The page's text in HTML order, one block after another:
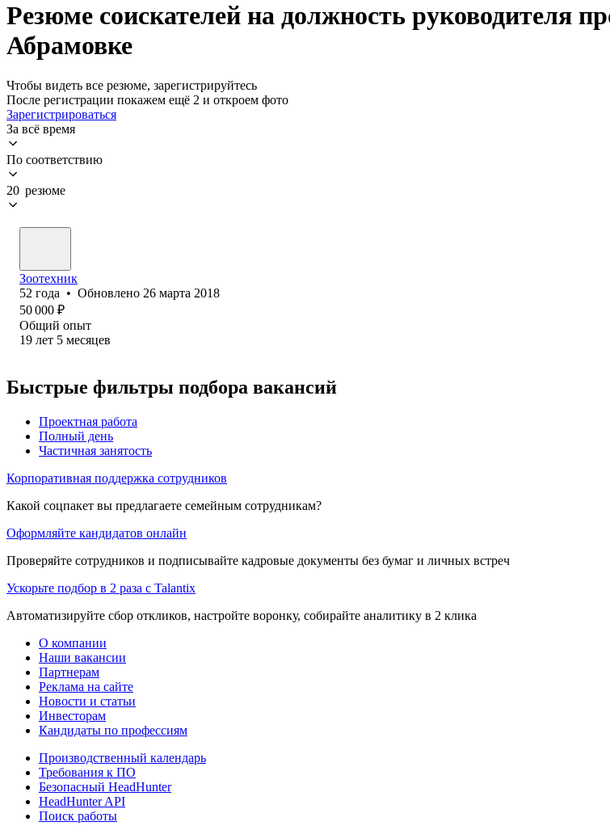
Резюме соискателей на должность руководителя
Абрамовке
Чтобы видеть все резюме, зарегистрируйтесь
После регистрации покажем ещё 2 и откроем фото
Зарегистрироваться
За всё время
По соответствию
20 резюме
Зоотехник
52 года • Обновлено 26 марта 2018
50 000 ₽
Общий опыт
19 лет 5 месяцев
Быстрые фильтры подбора вакансий
Проектная работа
Полный день
Частичная занятость
Корпоративная поддержка сотрудников
Какой соцпакет вы предлагаете семейным сотрудникам?
Оформляйте кандидатов онлайн
Проверяйте сотрудников и подписывайте кадровые документы без бумаг и личных встреч
Ускорьте подбор в 2 раза с Talantix
Автоматизируйте сбор откликов, настройте воронку, собирайте аналитику в 2 клика
О компании
Наши вакансии
Партнерам
Реклама на сайте
Новости и статьи
Инвесторам
Кандидаты по профессиям
Производственный календарь
Требования к ПО
Безопасный HeadHunter
HeadHunter API
Поиск работы